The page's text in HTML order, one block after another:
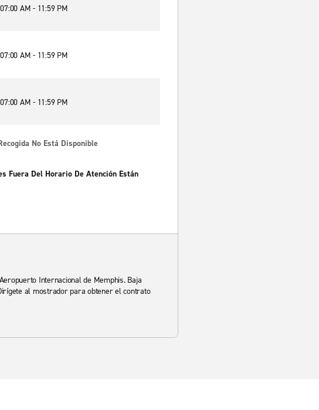
07:00 AM - 11:59 PM
07:00 AM - 11:59 PM
07:00 AM - 11:59 PM
No Está Disponible
Fuera Del Horario De Atención Están
Internacional de Memphis. Baja
al mostrador para obtener el contrato